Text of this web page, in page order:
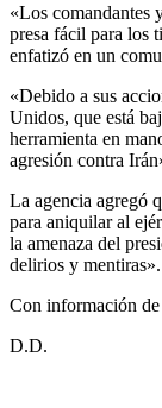
«Los comandantes
presa fácil para los
enfatizó en un
«Debido a sus
Unidos, que está
herramienta en
agresión contra
La agencia agregó
para aniquilar al
la amenaza del
delirios y mentiras».
Con información
D.D.